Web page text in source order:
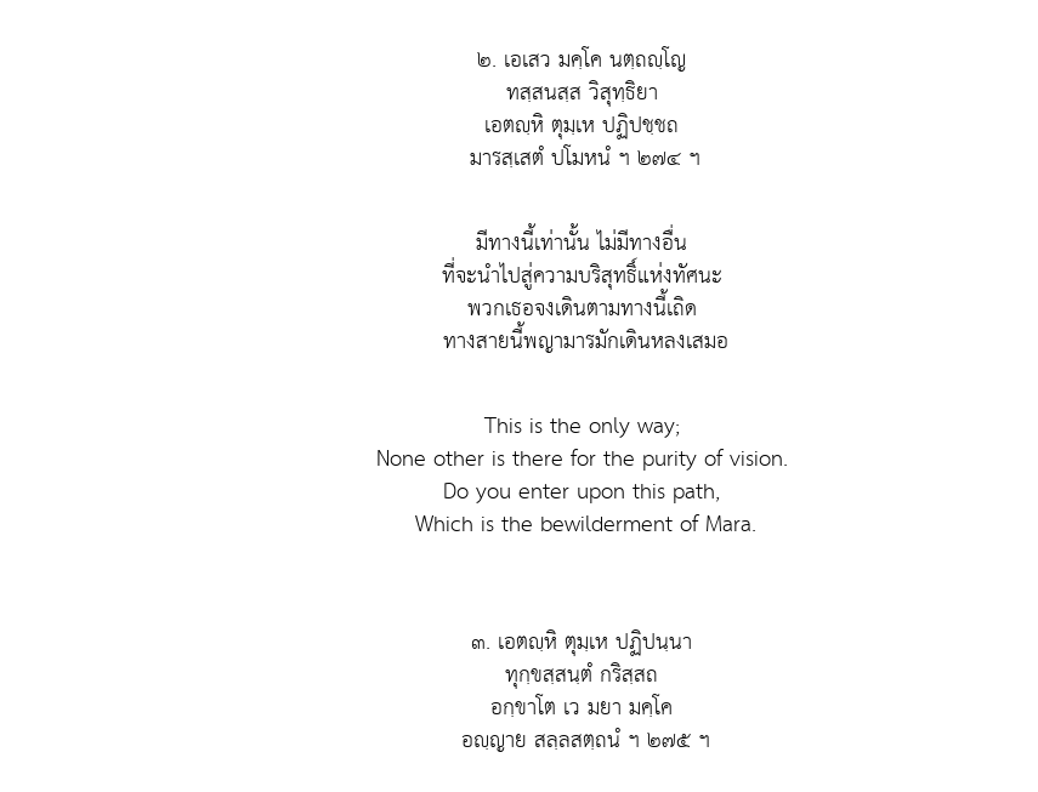
๒. เอเสว มคฺโค นตฺถญฺโญ
ทสฺสนสฺส วิสุทฺธิยา
เอตญฺหิ ตุมฺเห ปฏิปชฺชถ
มารสฺเสตํ ปโมหนํ ฯ ๒๗๔ ฯ
มีทางนี้เท่านั้น ไม่มีทางอื่น
ที่จะนำไปสู่ความบริสุทธิ์แห่งทัศนะ
พวกเธอจงเดินตามทางนี้เถิด
ทางสายนี้พญามารมักเดินหลงเสมอ
This is the only way;
None other is there for the purity of vision.
Do you enter upon this path,
Which is the bewilderment of Mara.
๓. เอตญฺหิ ตุมฺเห ปฏิปนฺนา
ทุกฺขสฺสนฺตํ กริสฺสถ
อกฺขาโต เว มยา มคฺโค
อญฺญาย สลฺลสตฺถนํ ฯ ๒๗๕ ฯ